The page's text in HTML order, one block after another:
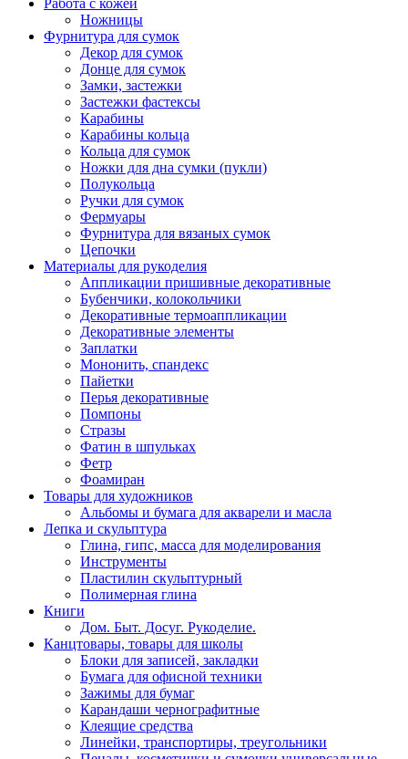
Работа с кожей
Ножницы
Фурнитура для сумок
Декор для сумок
Донце для сумок
Замки, застежки
Застежки фастексы
Карабины
Карабины кольца
Кольца для сумок
Ножки для дна сумки (пукли)
Полукольца
Ручки для сумок
Фермуары
Фурнитура для вязаных сумок
Цепочки
Материалы для рукоделия
Аппликации пришивные декоративные
Бубенчики, колокольчики
Декоративные термоаппликации
Декоративные элементы
Заплатки
Мононить, спандекс
Пайетки
Перья декоративные
Помпоны
Стразы
Фатин в шпульках
Фетр
Фоамиран
Товары для художников
Альбомы и бумага для акварели и масла
Лепка и скульптура
Глина, гипс, масса для моделирования
Инструменты
Пластилин скульптурный
Полимерная глина
Книги
Дом. Быт. Досуг. Рукоделие.
Канцтовары, товары для школы
Блоки для записей, закладки
Бумага для офисной техники
Зажимы для бумаг
Карандаши чернографитные
Клеящие средства
Линейки, транспортиры, треугольники